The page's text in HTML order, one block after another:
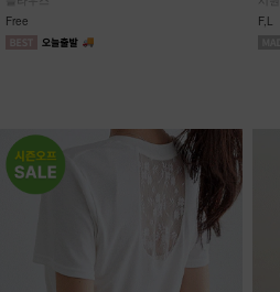
Free
F,L